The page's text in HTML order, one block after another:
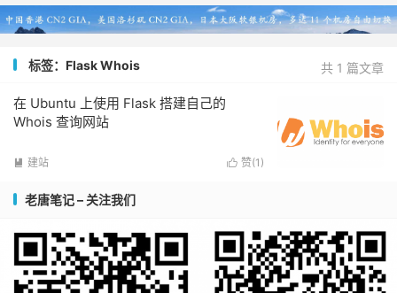
共 1 篇文章
标签：Flask Whois
在 Ubuntu 上使用 Flask 搭建自己的
Whois 查询网站
 赞(1 )
 建站
老唐笔记 – 关注我们